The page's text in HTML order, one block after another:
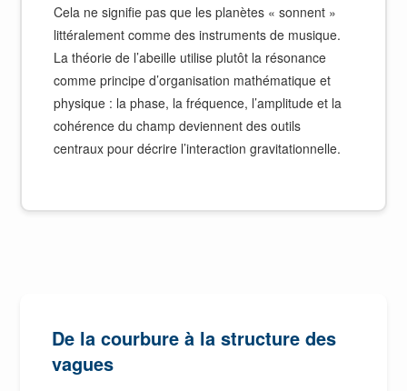
Cela ne signifie pas que les planètes « sonnent »
littéralement comme des instruments de musique.
La théorie de l’abeille utilise plutôt la résonance
comme principe d’organisation mathématique et
physique : la phase, la fréquence, l’amplitude et la
cohérence du champ deviennent des outils
centraux pour décrire l’interaction gravitationnelle.
De la courbure à la structure des
vagues